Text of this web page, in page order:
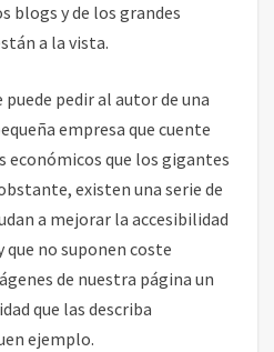
blogs y de los grandes
a la vista.
pedir al autor de una
empresa que cuente
económicos que los gigantes
existen una serie de
a mejorar la accesibilidad
no suponen coste
de nuestra página un
que las describa
ejemplo.